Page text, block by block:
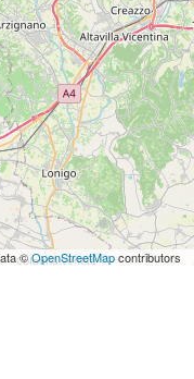
©OpenStreetMapcontributors